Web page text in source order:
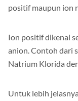
positif maupun ion
Ion positif dikenal
anion. Contoh dari
Natrium Klorida
Untuk lebih